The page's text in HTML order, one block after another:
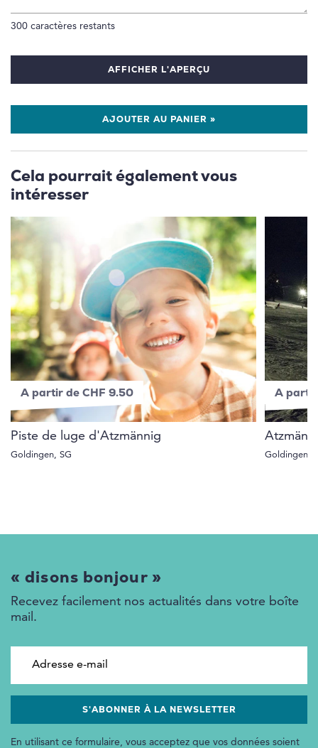
300 caractères restants
AFFICHER L'APERÇU
AJOUTER AU PANIER »
Cela pourrait également vous
intéresser
A partir de CHF 9.50
Piste de luge d'Atzmännig
Goldingen, SG
A partir
Goldingen,
« disons bonjour »
Recevez facilement nos actualités dans votre boîte
mail.
En utilisant ce formulaire, vous acceptez que vos données soient